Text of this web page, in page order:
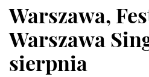
Warszawa,
Warszawa
sierpnia